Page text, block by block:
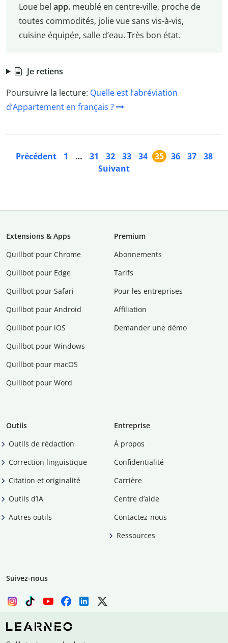
Loue bel app. meublé en centre-ville, proche de
toutes commodités, jolie vue sans vis-à-vis,
cuisine équipée, salle d’eau. Très bon état.
Je retiens
Poursuivre la lecture: Quelle est l’abréviation
d’Appartement en français ?
Précédent 1 … 31 32 33 34 35 36 37
38
Suivant
Extensions & Apps
Quillbot pour Chrome
Quillbot pour Edge
Quillbot pour Safari
Quillbot pour Android
Quillbot pour iOS
Quillbot pour Windows
Quillbot pour macOS
Quillbot pour Word
Premium
Abonnements
Tarifs
Pour les entreprises
Affiliation
Demander une démo
Outils
Outils de rédaction
Correction linguistique
Citation et originalité
Outils d’IA
Autres outils
Entreprise
À propos
Confidentialité
Carrière
Centre d’aide
Contactez-nous
Ressources
Suivez-nous